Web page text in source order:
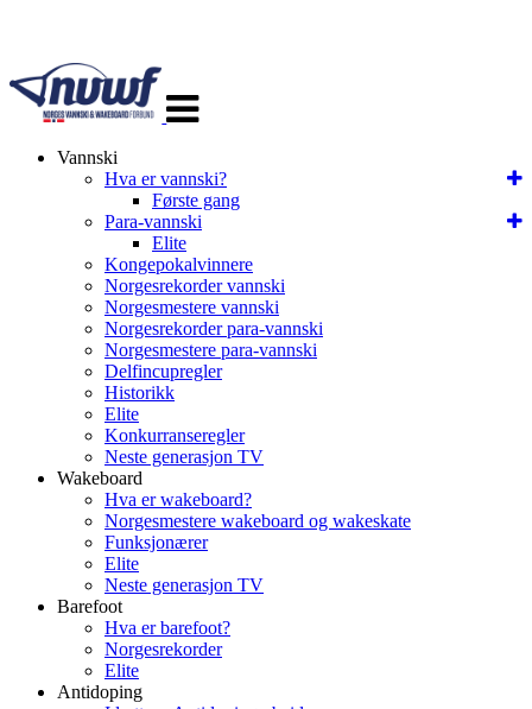
navigasjon
Vannski
Hva er vannski?
Første gang
Para-vannski
Elite
Kongepokalvinnere
Norgesrekorder vannski
Norgesmestere vannski
Norgesrekorder para-vannski
Norgesmestere para-vannski
Delfincupregler
Historikk
Elite
Konkurranseregler
Neste generasjon TV
Wakeboard
Hva er wakeboard?
Norgesmestere wakeboard og wakeskate
Funksjonærer
Elite
Neste generasjon TV
Barefoot
Hva er barefoot?
Norgesrekorder
Elite
Antidoping